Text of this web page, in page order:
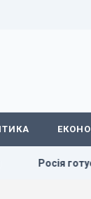
потужний